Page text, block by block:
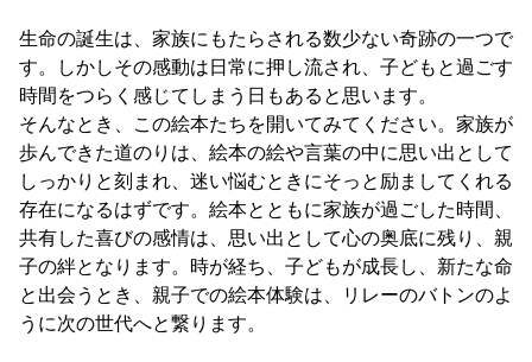
生命の誕生は、家族にもたらされる数少ない奇跡の一つで
す。しかしその感動は日常に押し流され、子どもと過ごす
時間をつらく感じてしまう日もあると思います。
そんなとき、この絵本たちを開いてみてください。家族が
歩んできた道のりは、絵本の絵や言葉の中に思い出として
しっかりと刻まれ、迷い悩むときにそっと励ましてくれる
存在になるはずです。絵本とともに家族が過ごした時間、
共有した喜びの感情は、思い出として心の奥底に残り、親
子の絆となります。時が経ち、子どもが成長し、新たな命
と出会うとき、親子での絵本体験は、リレーのバトンのよ
うに次の世代へと繋ります。